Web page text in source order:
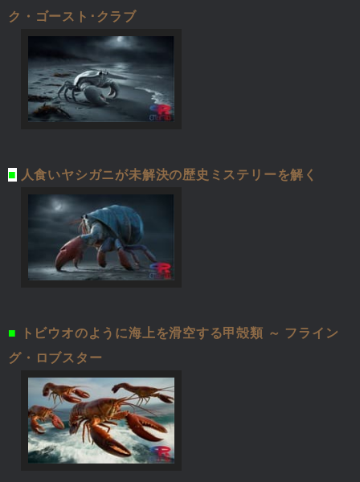
ク・ゴースト･クラブ
■ 人食いヤシガニが未解決の歴史ミステリーを解く
■
トビウオのように海上を滑空する甲殻類 ～ フライン
グ・ロブスター